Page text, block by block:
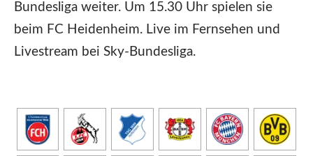
Bundesliga weiter. Um 15.30 Uhr spielen sie
beim FC Heidenheim. Live im Fernsehen und
Livestream bei Sky-Bundesliga.